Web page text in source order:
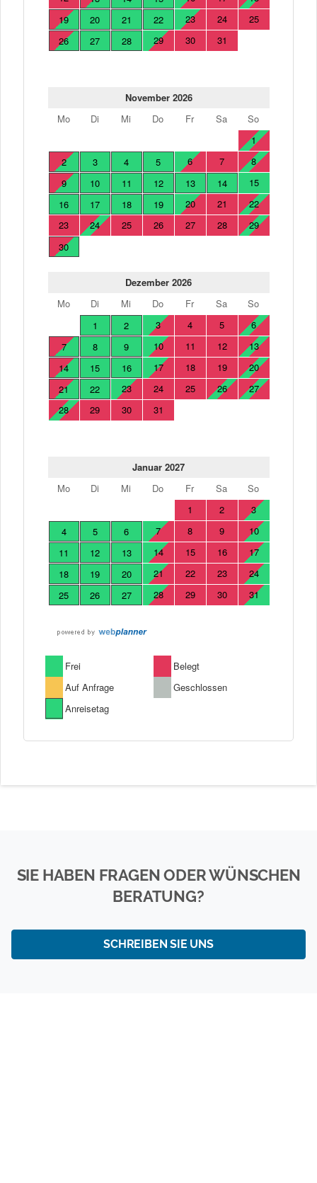
SIE HABEN FRAGEN ODER WÜNSCHEN
BERATUNG?
SCHREIBEN SIE UNS